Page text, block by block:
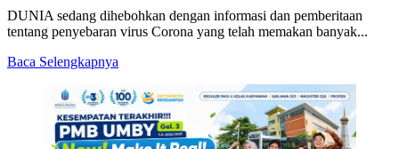
DUNIA sedang dihebohkan dengan informasi dan pemberitaan
tentang penyebaran virus Corona yang telah memakan banyak...
Baca Selengkapnya
about
Mengenali
Virus
Corona